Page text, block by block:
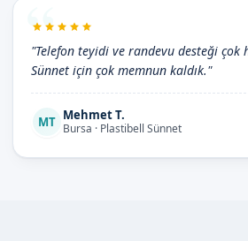
"Telefon teyidi ve randevu desteği çok
Sünnet için çok memnun kaldık."
MT Mehmet T.
Bursa · Plastibell Sünnet